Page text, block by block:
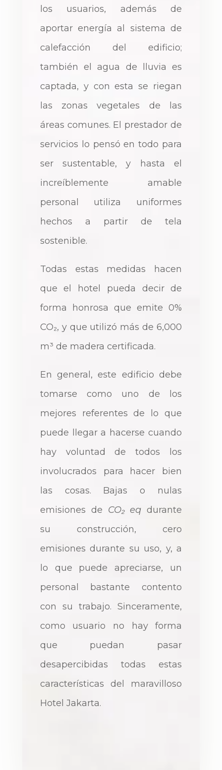
los usuarios, además de
aportar energía al sistema de
calefacción del edificio;
también el agua de lluvia es
captada, y con esta se riegan
las zonas vegetales de las
áreas comunes. El prestador de
servicios lo pensó en todo para
ser sustentable, y hasta el
increíblemente amable
personal utiliza uniformes
hechos a partir de tela
sostenible.
Todas estas medidas hacen
que el hotel pueda decir de
forma honrosa que emite 0%
CO₂, y que utilizó más de 6,000
m³ de madera certificada.
En general, este edificio debe
tomarse como uno de los
mejores referentes de lo que
puede llegar a hacerse cuando
hay voluntad de todos los
involucrados para hacer bien
las cosas. Bajas o nulas
emisiones de CO₂ eq durante
su construcción, cero
emisiones durante su uso, y, a
lo que puede apreciarse, un
personal bastante contento
con su trabajo. Sinceramente,
como usuario no hay forma
que puedan pasar
desapercibidas todas estas
características del maravilloso
Hotel Jakarta.